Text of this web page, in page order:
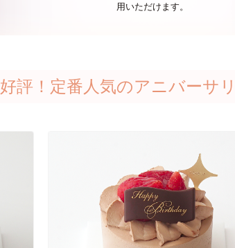
用いただけます。
好評！定番人気のアニバーサ